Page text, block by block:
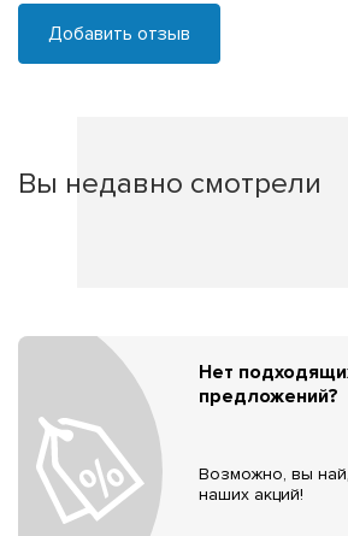
Добавить отзыв
Вы недавно смотрели
Нет
предложений?
Возможно, вы
наших акций!